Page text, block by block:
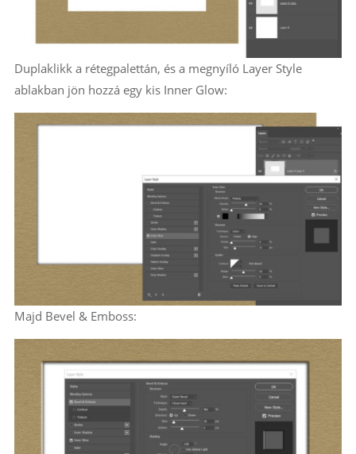
Duplaklikk a rétegpalettán, és a megnyíló Layer Style
ablakban jön hozzá egy kis Inner Glow:
Majd Bevel & Emboss: